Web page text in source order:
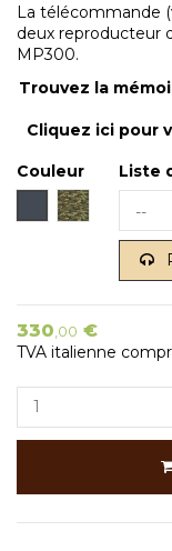
La télécommande
deux reproducteur
MP300.
Trouvez la
Cliquez ici pour
Couleur
Gris
Camouflage
Liste
330 ,00 €
TVA italienne